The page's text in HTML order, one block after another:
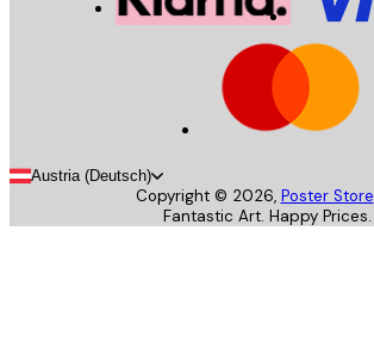
Austria (Deutsch)
Copyright © 2026, Poster Store
Fantastic Art. Happy Prices.